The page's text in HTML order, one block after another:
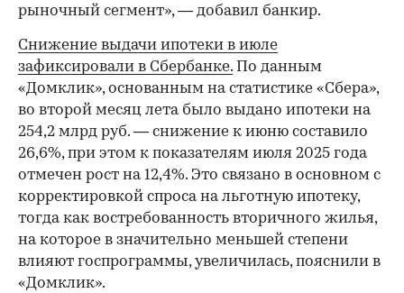
рыночный сегмент», — добавил банкир.
Снижение выдачи ипотеки в июле
зафиксировали в Сбербанке. По данным
«Домклик», основанным на статистике «Сбера»,
во второй месяц лета было выдано ипотеки на
254,2 млрд руб. — снижение к июню составило
26,6%, при этом к показателям июля 2025 года
отмечен рост на 12,4%. Это связано в основном с
корректировкой спроса на льготную ипотеку,
тогда как востребованность вторичного жилья,
на которое в значительно меньшей степени
влияют госпрограммы, увеличилась, пояснили в
«Домклик».